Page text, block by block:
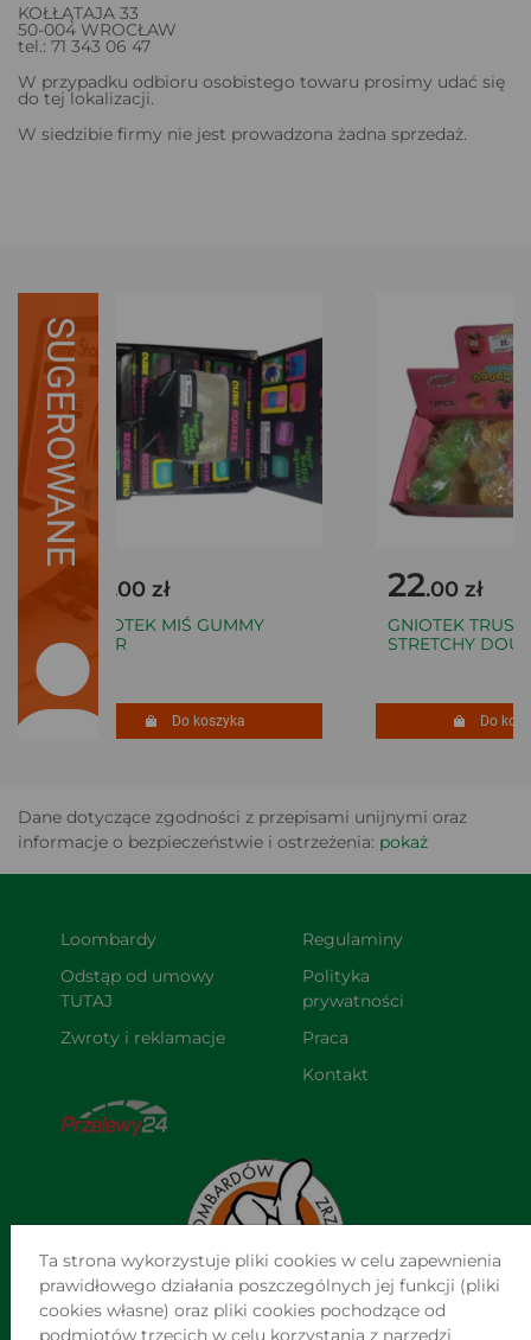
KOŁŁĄTAJA 33
50-004 WROCŁAW
tel.: 71 343 06 47
W przypadku odbioru osobistego towaru prosimy udać się
do tej lokalizacji.
W siedzibie firmy nie jest prowadzona żadna sprzedaż.
SUGEROWANE
.00 zł
GNIOTEK MIŚ GUMMY
BEAR
Do koszyka
22.00 zł
GNIOTEK
STRETCHY
Do
Dane dotyczące zgodności z przepisami unijnymi oraz
informacje o bezpieczeństwie i ostrzeżenia: pokaż
Loombardy
Odstąp od umowy
TUTAJ
Zwroty i reklamacje
Regulaminy
Polityka
prywatności
Praca
Kontakt
Ta strona wykorzystuje pliki cookies w celu zapewnienia
prawidłowego działania poszczególnych jej funkcji (pliki
cookies własne) oraz pliki cookies pochodzące od
podmiotów trzecich w celu korzystania z narzędzi